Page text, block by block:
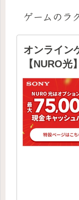
ゲームのラ
オンライン
【NURO光】